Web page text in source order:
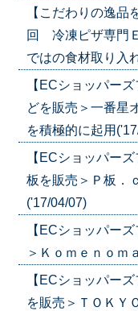
【こだわりの逸品
回 冷凍ピザ専門
ではの食材取り入
【ECショッパー
どを販売＞一番星
を積極的に起用
【ECショッパー
板を販売＞Ｐ板．
('17/04/07)
【ECショッパー
＞Ｋｏｍｅｎｏｍ
【ECショッパー
を販売＞ＴＯＫ